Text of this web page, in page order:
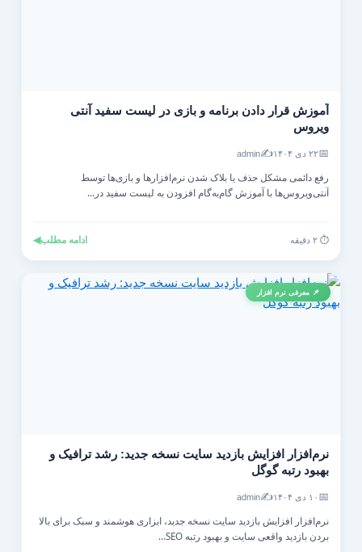
آموزش قرار دادن برنامه و بازی در لیست سفید آنتی‌
ویروس
۲۲ دی ۱۴۰۴ ✍️
admin
رفع دائمی مشکل حذف یا بلاک شدن نرم‌افزارها و بازی‌ها توسط
آنتی‌ویروس‌ها با آموزش گام‌به‌گام افزودن به لیست سفید در...
ادامه مطلب◀
📌 معرفی نرم افزار
نرم‌افزار افزایش بازدید سایت نسخه جدید: رشد ترافیک و
بهبود رتبه گوگل
۱۰ دی ۱۴۰۴ ✍️
admin
نرم‌افزار افزایش بازدید سایت نسخه جدید، ابزاری هوشمند و سبک برای بالا
بردن بازدید واقعی سایت و بهبود رتبه SEO...